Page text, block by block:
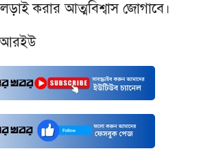
করার আত্মবিশ্বাস জোগাবে।
আরইউ